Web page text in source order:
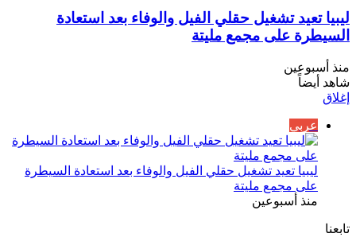
ليبيا تعيد تشغيل حقلي الفيل والوفاء بعد استعادة
السيطرة على مجمع مليتة
منذ أسبوعين
شاهد أيضاً
إغلاق
عربي
ليبيا تعيد تشغيل حقلي الفيل والوفاء بعد استعادة السيطرة
على مجمع مليتة
منذ أسبوعين
تابعنا